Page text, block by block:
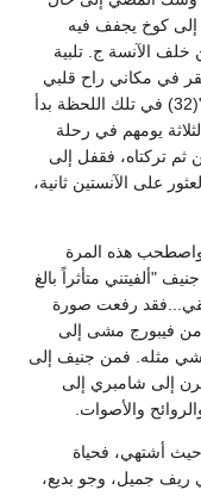
إلى كوخ يجفف فيه
خلف الآنسة ج. تلبية
في مكاني راح قلبي
يدق وكانت دقاته من العنف بحيث أحست بها"(32) في تلك اللحظة بدأ
يومهم في رحلة
ثم تركتاه، فقفل إلى
على الآنستين ثانية،
هذه المرة
"ألفيتني متأثراً بالغ
رفعت صورة
روحي إلى الذرى"(33). ومن فيبورج مشى إلى
مثله. فمن جنيف إلى
إلى شامبري إلى
والأصوات.
أشتهي، فحياة
ريف جميل، وجو بديع،